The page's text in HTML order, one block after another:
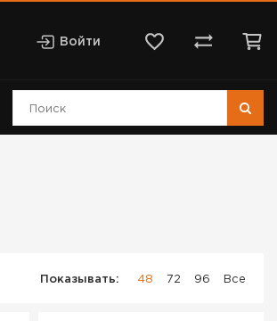
Войти
Показывать: 48 72 96 Все